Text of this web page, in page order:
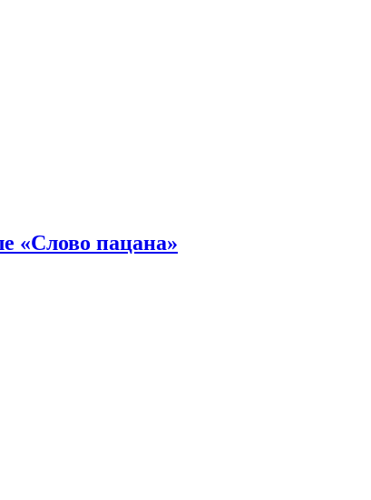
«Слово пацана»